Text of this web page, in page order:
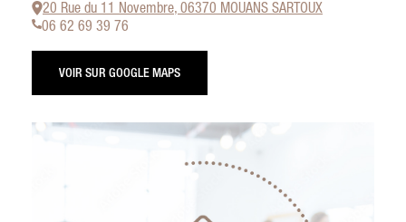
20 Rue du 11 Novembre, 06370 MOUANS SARTOUX
06 62 69 39 76
VOIR SUR GOOGLE MAPS